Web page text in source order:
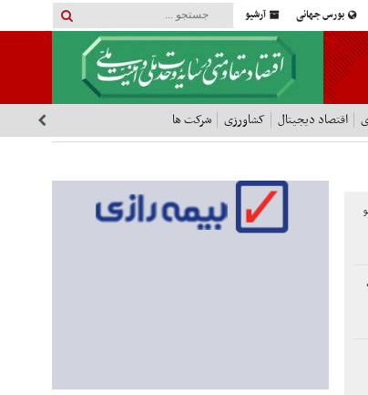
بورس جهانی آرشیو
اقتصاد دیجیتال کشاورزی شرکت ها